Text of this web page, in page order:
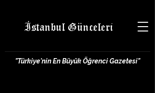
İstanbul Günceleri
"Türkiye'nin En Büyük Öğrenci Gazetesi"